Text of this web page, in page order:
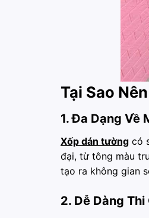
Tại Sao
1. Đa Dạng Về
Xốp dán tường có
đại, từ tông màu
tạo ra không gian
2. Dễ Dàng Thi